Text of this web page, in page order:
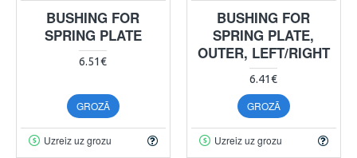
BUSHING FOR
SPRING PLATE
6.51€
GROZĀ
Uzreiz uz grozu
BUSHING FOR
SPRING PLATE,
OUTER, LEFT/RIGHT
6.41€
GROZĀ
Uzreiz uz grozu